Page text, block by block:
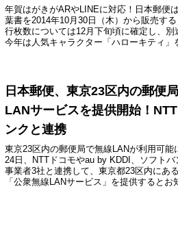
年賀はがきがARやLINEに対応！日本郵便
葉書を2014年10月30日（木）から販売す
行枚数については12月下旬頃に確定し、別
今年は人気キャラクター「ハローキティ
「ハローキティ 年賀」を新たに販売。ハ
行する郵便葉書として初めて、動画や写
日本郵便、東京23区内の郵便
LANサービスを提供開始！
ンクと連携
東京23区内の郵便局で無線LANが利用可
24日、NTTドコモやau by KDDI、ソフト
事業者3社と連携して、東京都23区内にあ
「公衆無線LANサービス」を提供するとお